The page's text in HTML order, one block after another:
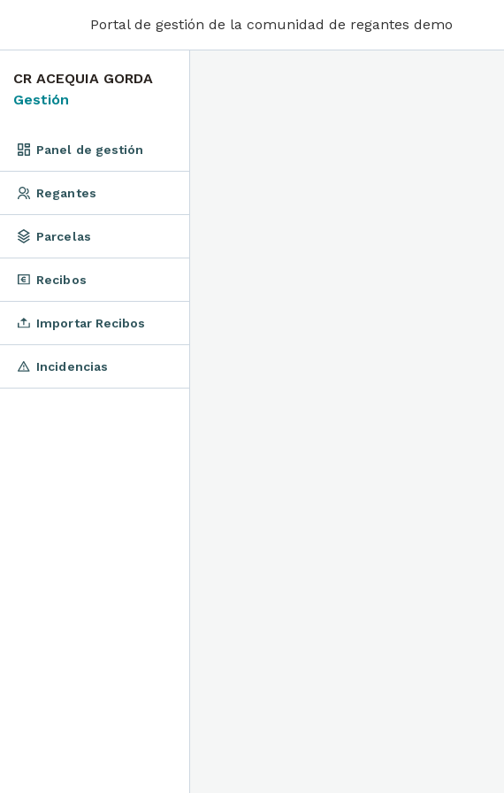
Portal de gestión de la comunidad de regantes demo
CR ACEQUIA GORDA
Gestión
Panel de gestión
Regantes
Parcelas
Recibos
Importar Recibos
Incidencias